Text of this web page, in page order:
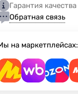
Гарантия качества
Обратная связь
на маркетплейсах: